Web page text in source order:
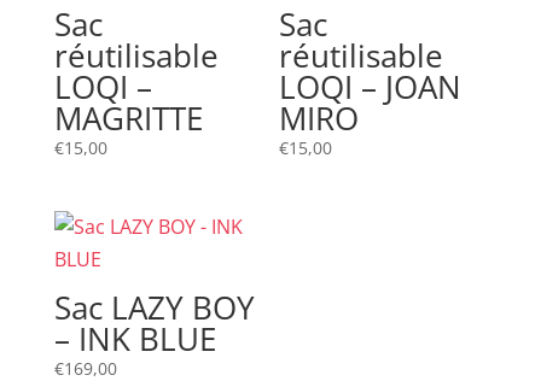
Sac
réutilisable
LOQI –
MAGRITTE
€15,00
Sac
réutilisable
LOQI – JOAN
MIRO
€15,00
Sac LAZY BOY
– INK BLUE
€169,00